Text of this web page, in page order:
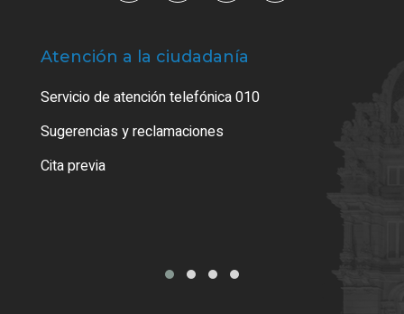
Atención a la ciudadanía
Servicio de atención telefónica 010
Sugerencias y reclamaciones
Cita previa